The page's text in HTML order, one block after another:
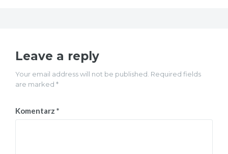
Leave a reply
Your email address will not be published. Required fields
are marked *
Komentarz *